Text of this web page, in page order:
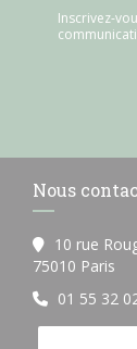
Inscrivez-
Nous
10 rue
75010 Paris
01 55 32